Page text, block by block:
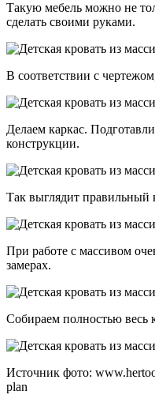
Такую мебель можно не
сделать своими руками.
В соответствии с
Делаем каркас.
конструкции.
Так выглядит правильный
При работе с массивом
замерах.
Собираем полностью весь
Источник фото:
plan